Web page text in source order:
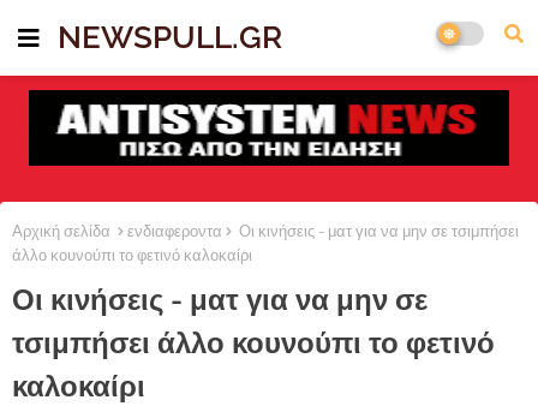
NEWSPULL.GR
Αρχική σελίδα ενδιαφεροντα
Οι κινήσεις - ματ για να μην σε τσιμπήσει
άλλο κουνούπι το φετινό καλοκαίρι
Οι κινήσεις - ματ για να μην σε
τσιμπήσει άλλο κουνούπι το φετινό
καλοκαίρι